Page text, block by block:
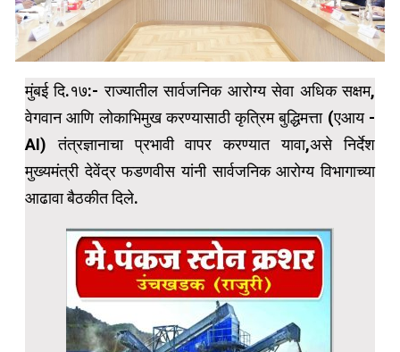
मुंबई दि.१७:- राज्यातील सार्वजनिक आरोग्य सेवा अधिक सक्षम,
वेगवान आणि लोकाभिमुख करण्यासाठी कृत्रिम बुद्धिमत्ता (एआय -
AI) तंत्रज्ञानाचा प्रभावी वापर करण्यात यावा,असे निर्देश
मुख्यमंत्री देवेंद्र फडणवीस यांनी सार्वजनिक आरोग्य विभागाच्या
आढावा बैठकीत दिले.